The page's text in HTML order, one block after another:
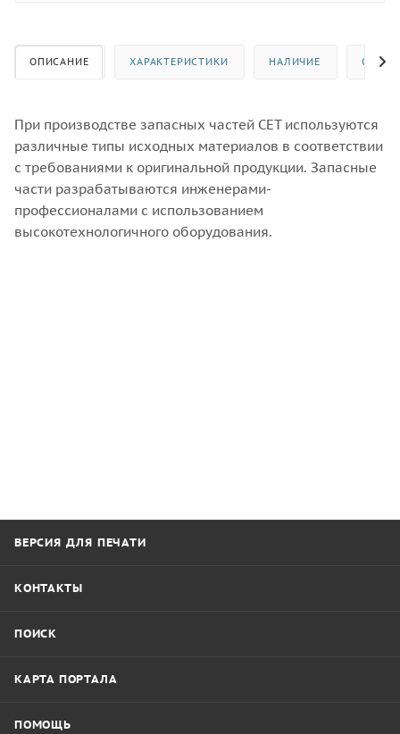
ОПИСАНИЕ ХАРАКТЕРИСТИКИ НАЛИЧИЕ
При производстве запасных частей CET используются
различные типы исходных материалов в соответствии
с требованиями к оригинальной продукции. Запасные
части разрабатываются инженерами-
профессионалами с использованием
высокотехнологичного оборудования.
ВЕРСИЯ ДЛЯ ПЕЧАТИ
КОНТАКТЫ
ПОИСК
КАРТА ПОРТАЛА
ПОМОЩЬ